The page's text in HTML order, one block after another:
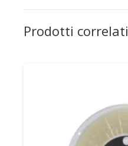
Prodotti correlati